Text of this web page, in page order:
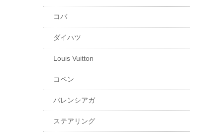
コバ
ダイハツ
Louis Vuitton
コペン
バレンシアガ
ステアリング